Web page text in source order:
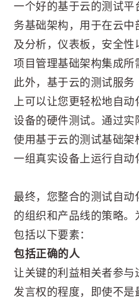
一个好的基于云的测试平
务基础架构，用于在云中
及分析，仪表板，安全性
项目管理基础架构集成所
此外，基于云的测试服
上可以让您更轻松地自
设备的硬件测试。通过实
使用基于云的测试基础架
一组真实设备上运行自动
最终，您整合的测试自动
的组织和产品线的策略
包括以下要素：
包括正确的人
让关键的利益相关者参与
发言权的程度，即使不是